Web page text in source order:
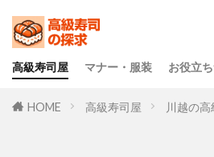
高級寿司屋 マナー・服装 お役立
HOME 高級寿司屋 川越の